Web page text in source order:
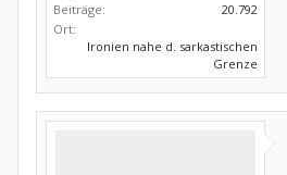
Beiträge:
20.792
Ort:
Ironien nahe d. sarkastischen
Grenze